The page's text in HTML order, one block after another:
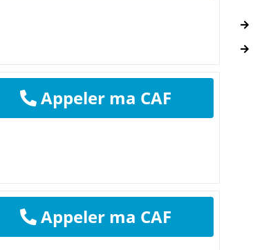
Appeler ma CAF
Appeler ma CAF